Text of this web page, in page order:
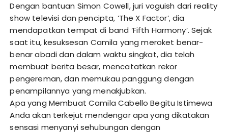
Dengan bantuan Simon Cowell, juri voguish dari reality
show televisi dan pencipta, ‘The X Factor’, dia
mendapatkan tempat di band ‘Fifth Harmony’. Sejak
saat itu, kesuksesan Camila yang meroket benar-
benar abadi dan dalam waktu singkat, dia telah
membuat berita besar, mencatatkan rekor
pengereman, dan memukau panggung dengan
penampilannya yang menakjubkan.
Apa yang Membuat Camila Cabello Begitu Istimewa
Anda akan terkejut mendengar apa yang dikatakan
sensasi menyanyi sehubungan dengan